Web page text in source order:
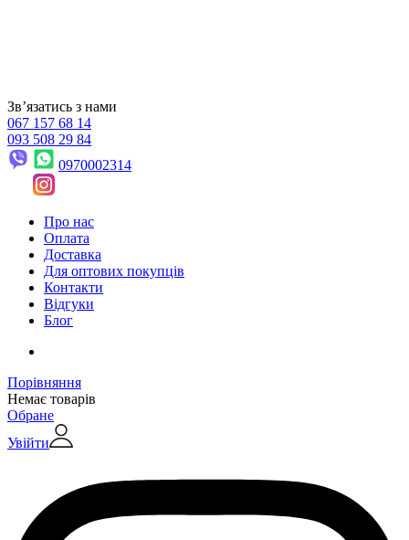
Звʼязатись з нами
067 157 68 14
093 508 29 84
0970002314
Про нас
Оплата
Доставка
Для оптових покупців
Контакти
Відгуки
Блог
Порівняння
Немає товарів
Обране
Увійти